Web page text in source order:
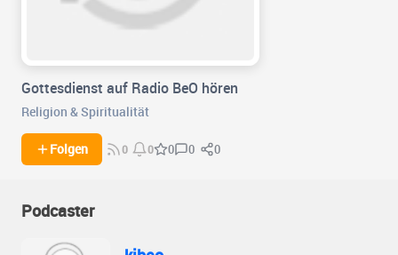
Gottesdienst auf Radio BeO hören
Religion & Spiritualität
Folgen 0 0 0 0 0
Podcaster